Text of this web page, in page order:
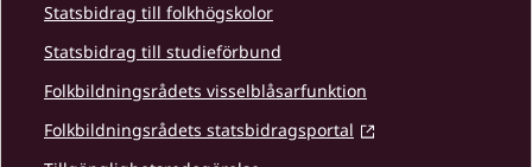
Statsbidrag till folkhögskolor
Statsbidrag till studieförbund
Folkbildningsrådets visselblåsarfunktion
Folkbildningsrådets statsbidragsportal